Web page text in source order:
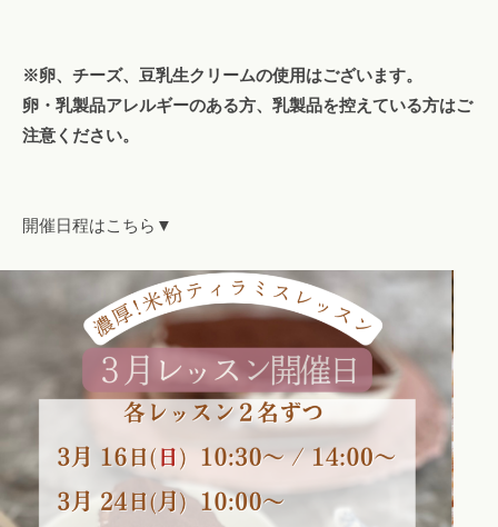
※卵、チーズ、豆乳生クリームの使用はございます。
卵・乳製品アレルギーのある方、乳製品を控えている方はご
注意ください。
開催日程はこちら▼